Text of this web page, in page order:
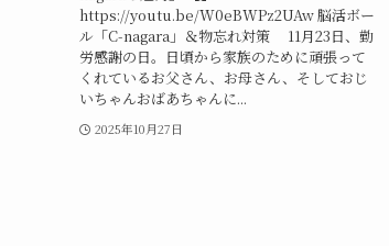
https://youtu.be/W0eBWPz2UAw 脳活ボー
ル「C-nagara」＆物忘れ対策 11月23日、勤
労感謝の日。日頃から家族のために頑張って
くれているお父さん、お母さん、そしておじ
いちゃんおばあちゃんに...
2025年10月27日